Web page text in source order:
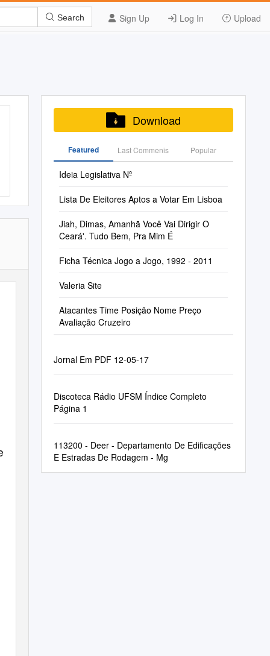
Sign Up Log In Upload
Search
de Cannabis na Paraíba
Download
Featured Last Commenis Popular
Ideia Legislativa Nº
Lista De Eleitores Aptos a Votar Em Lisboa
Jiah, Dimas, Amanhã Você Vai Dirigir O
Ceará'. Tudo Bem, Pra Mim É
Ficha Técnica Jogo a Jogo, 1992 - 2011
Valeria Site
Atacantes Time Posição Nome Preço
Avaliação Cruzeiro
Jornal Em PDF 12-05-17
Discoteca Rádio UFSM Índice Completo
Página 1
113200 - Deer - Departamento De Edificações
E Estradas De Rodagem - Mg